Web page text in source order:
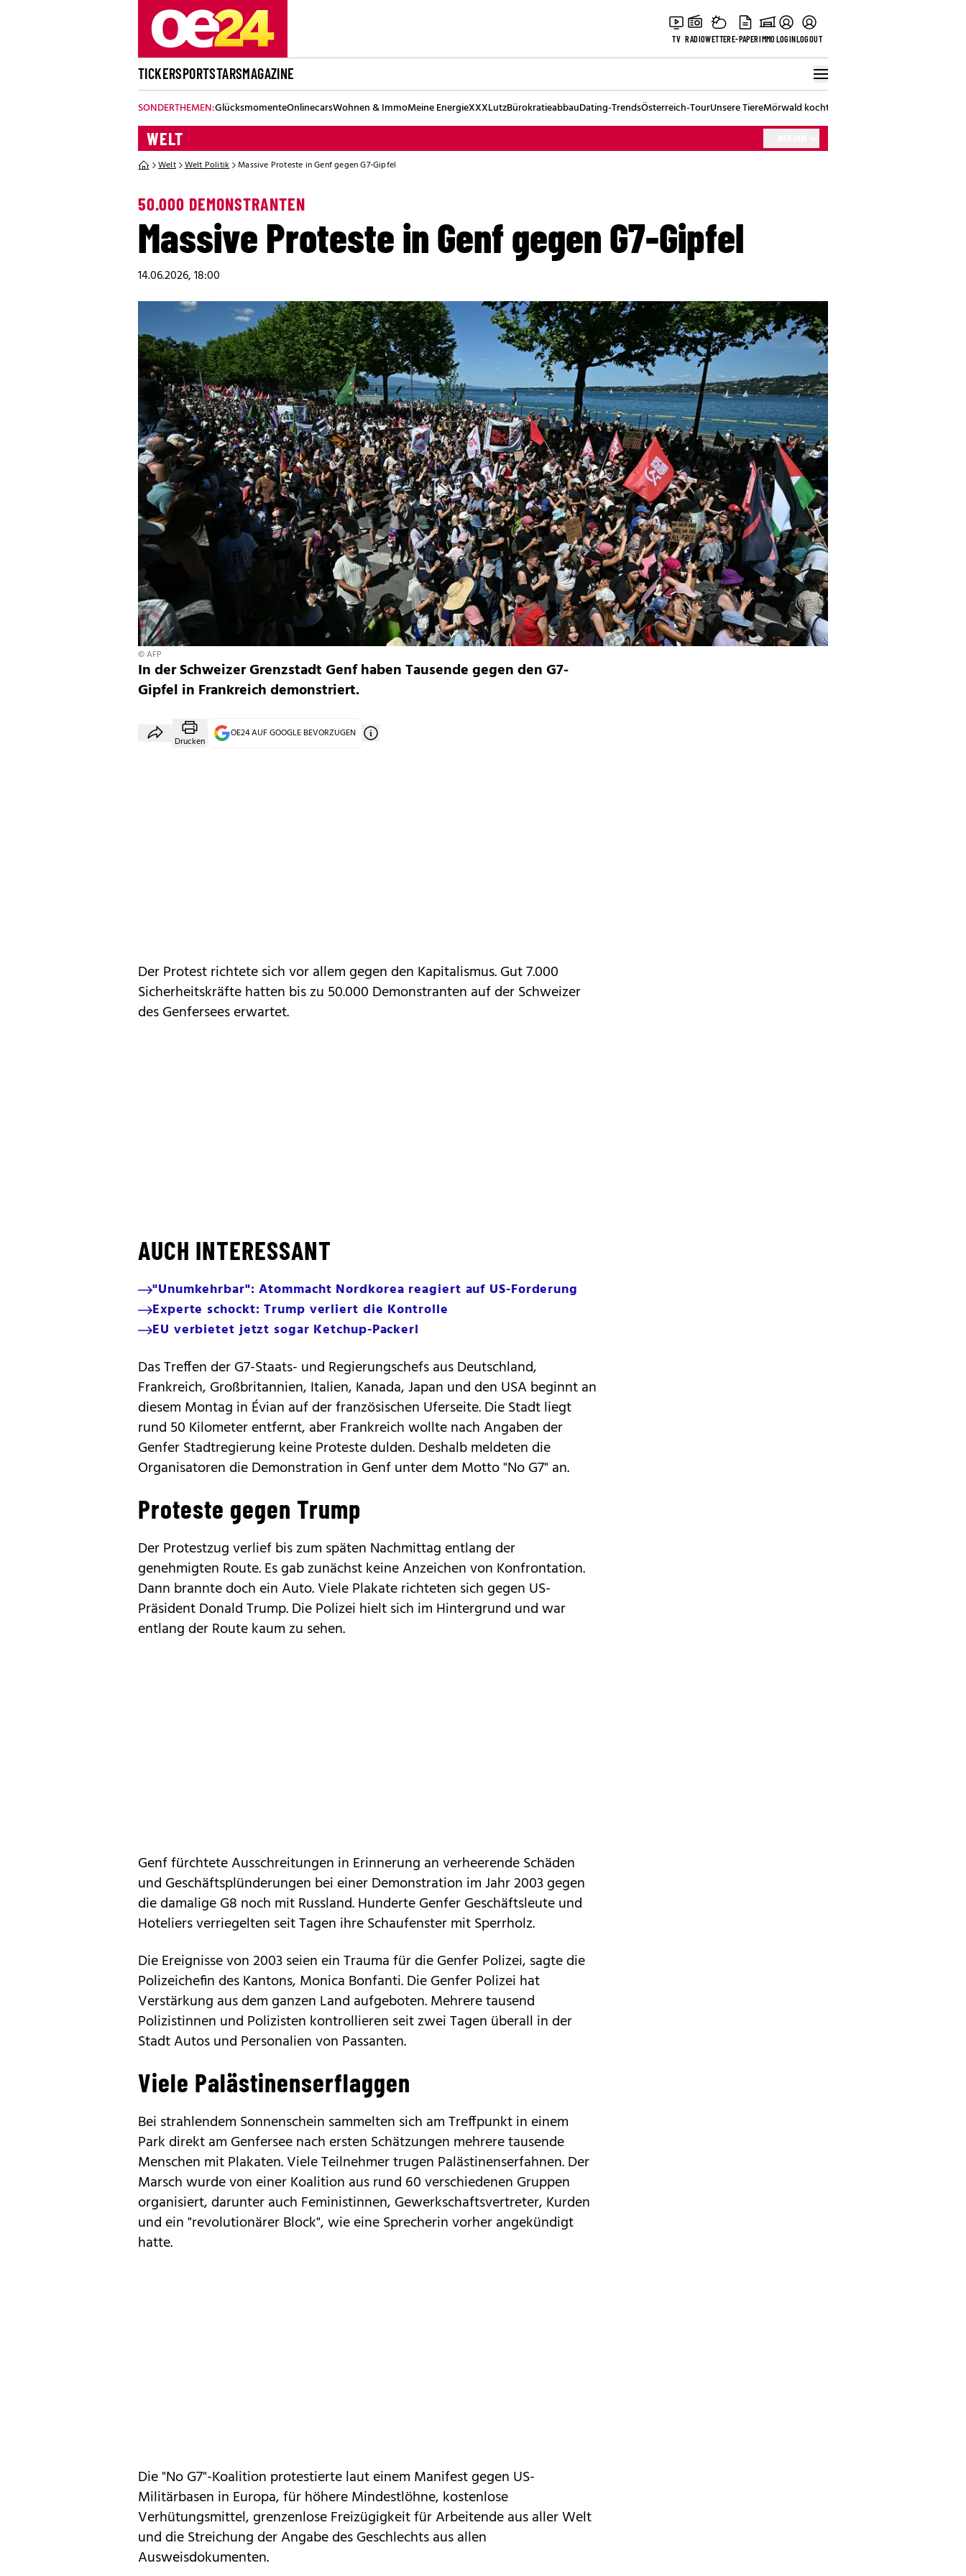
TV RADIOWETTERE-PAPERIMMOLOGINLOGOUT
TICKERSPORTSTARSMAGAZINE
SONDERTHEMEN:GlücksmomenteOnlinecarsWohnen & ImmoMeine EnergieXXXLutzBürokratieabbauDating-TrendsÖsterreich-TourUnsere TiereMörwald kocht
WELT
Welt Welt Politik Massive Proteste in Genf gegen G7-Gipfel
50.000 DEMONSTRANTEN
Massive Proteste in Genf gegen G7-Gipfel
14.06.2026, 18:00
© AFP
In der Schweizer Grenzstadt Genf haben Tausende gegen den G7-
Gipfel in Frankreich demonstriert.
Drucken
OE24 AUF GOOGLE BEVORZUGEN
Der Protest richtete sich vor allem gegen den Kapitalismus. Gut 7.000
Sicherheitskräfte hatten bis zu 50.000 Demonstranten auf der Schweizer
des Genfersees erwartet.
AUCH INTERESSANT
"Unumkehrbar": Atommacht Nordkorea reagiert auf US-Forderung
Experte schockt: Trump verliert die Kontrolle
EU verbietet jetzt sogar Ketchup-Packerl
Das Treffen der G7-Staats- und Regierungschefs aus Deutschland,
Frankreich, Großbritannien, Italien, Kanada, Japan und den USA beginnt an
diesem Montag in Évian auf der französischen Uferseite. Die Stadt liegt
rund 50 Kilometer entfernt, aber Frankreich wollte nach Angaben der
Genfer Stadtregierung keine Proteste dulden. Deshalb meldeten die
Organisatoren die Demonstration in Genf unter dem Motto "No G7" an.
Proteste gegen Trump
Der Protestzug verlief bis zum späten Nachmittag entlang der
genehmigten Route. Es gab zunächst keine Anzeichen von Konfrontation.
Dann brannte doch ein Auto. Viele Plakate richteten sich gegen US-
Präsident Donald Trump. Die Polizei hielt sich im Hintergrund und war
entlang der Route kaum zu sehen.
Genf fürchtete Ausschreitungen in Erinnerung an verheerende Schäden
und Geschäftsplünderungen bei einer Demonstration im Jahr 2003 gegen
die damalige G8 noch mit Russland. Hunderte Genfer Geschäftsleute und
Hoteliers verriegelten seit Tagen ihre Schaufenster mit Sperrholz.
Die Ereignisse von 2003 seien ein Trauma für die Genfer Polizei, sagte die
Polizeichefin des Kantons, Monica Bonfanti. Die Genfer Polizei hat
Verstärkung aus dem ganzen Land aufgeboten. Mehrere tausend
Polizistinnen und Polizisten kontrollieren seit zwei Tagen überall in der
Stadt Autos und Personalien von Passanten.
Viele Palästinenserflaggen
Bei strahlendem Sonnenschein sammelten sich am Treffpunkt in einem
Park direkt am Genfersee nach ersten Schätzungen mehrere tausende
Menschen mit Plakaten. Viele Teilnehmer trugen Palästinenserfahnen. Der
Marsch wurde von einer Koalition aus rund 60 verschiedenen Gruppen
organisiert, darunter auch Feministinnen, Gewerkschaftsvertreter, Kurden
und ein "revolutionärer Block", wie eine Sprecherin vorher angekündigt
hatte.
Die "No G7"-Koalition protestierte laut einem Manifest gegen US-
Militärbasen in Europa, für höhere Mindestlöhne, kostenlose
Verhütungsmittel, grenzenlose Freizügigkeit für Arbeitende aus aller Welt
und die Streichung der Angabe des Geschlechts aus allen
Ausweisdokumenten.